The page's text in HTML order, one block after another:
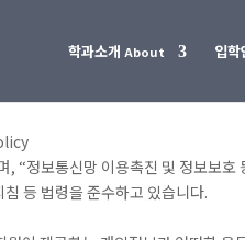
학과소개 About 입학
“정보통신망 이용촉진 및 정보보호
등 법령을 준수하고 있습니다.